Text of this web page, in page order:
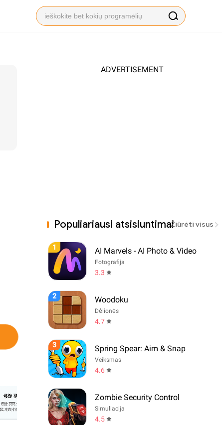
ADVERTISEMENT
Populiariausi atsisiuntimaiŽiūrėti visus
1 AI Marvels - AI Photo & Video
Fotografija
3.3
2 Woodoku
Dėlionės
4.7
3 Spring Spear: Aim & Snap
Veiksmas
4.6
Zombie Security Control
Simuliacija
4.5